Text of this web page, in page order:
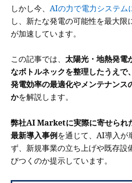
しかし今、AIの力で電力システム
し、新たな発電の可能性を最大限
が加速しています。
この記事では、太陽光・地熱発電
なボトルネックを整理したうえで
発電効率の最適化やメンテナンス
かを解説します。
弊社AI Marketに実際に寄せられ
最新導入事例を通じて、AI導入が
ず、新規事業の立ち上げや既存設
びつくのか提示しています。